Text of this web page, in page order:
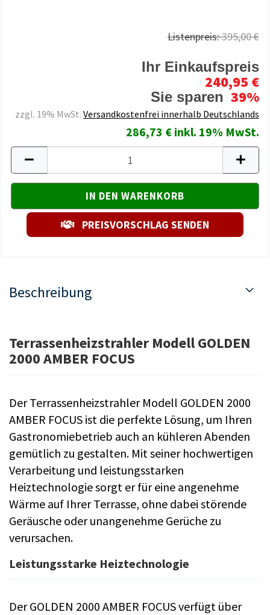
Listenpreis:395,00 €
Ihr Einkaufspreis
240,95 €
Sie sparen 39%
zzgl. 19% MwSt. Versandkostenfrei innerhalb Deutschlands
286,73 € inkl. 19% MwSt.
PREISVORSCHLAG SENDEN
Beschreibung
Terrassenheizstrahler Modell GOLDEN
2000 AMBER FOCUS
Der Terrassenheizstrahler Modell GOLDEN 2000
AMBER FOCUS ist die perfekte Lösung, um Ihren
Gastronomiebetrieb auch an kühleren Abenden
gemütlich zu gestalten. Mit seiner hochwertigen
Verarbeitung und leistungsstarken
Heiztechnologie sorgt er für eine angenehme
Wärme auf Ihrer Terrasse, ohne dabei störende
Geräusche oder unangenehme Gerüche zu
verursachen.
Leistungsstarke Heiztechnologie
Der GOLDEN 2000 AMBER FOCUS verfügt über